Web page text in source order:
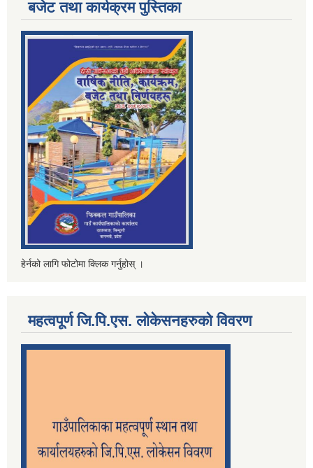
बजेट तथा कार्यक्रम पुस्तिका
हेर्नको लागि फोटोमा क्लिक गर्नुहोस् ।
महत्वपूर्ण जि.पि.एस. लोकेसनहरुको विवरण